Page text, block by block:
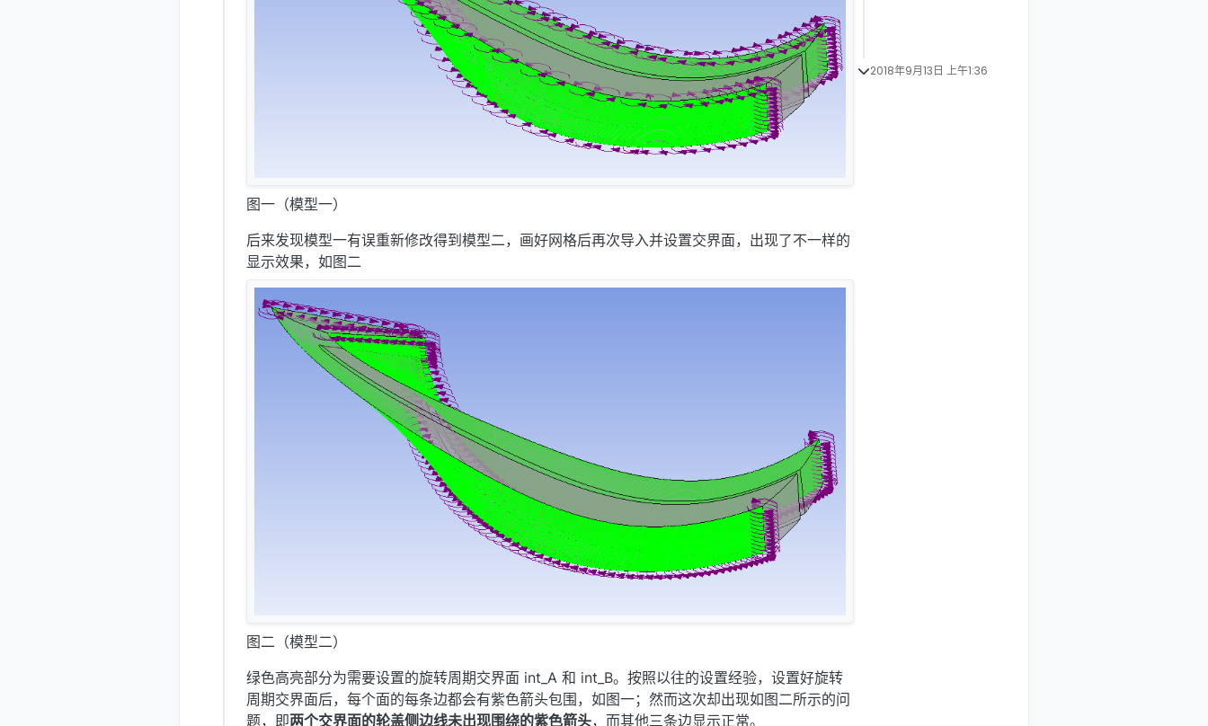
图一（模型一）
后来发现模型一有误重新修改得到模型二，画好网格后再次导入并设置交界面，出现了不一样的
显示效果，如图二
图二（模型二）
绿色高亮部分为需要设置的旋转周期交界面 int_A 和 int_B。按照以往的设置经验，设置好旋转
周期交界面后，每个面的每条边都会有紫色箭头包围，如图一；然而这次却出现如图二所示的问
题，即两个交界面的轮盖侧边线未出现围绕的紫色箭头，而其他三条边显示正常。
2018年9月13日 上午1:36